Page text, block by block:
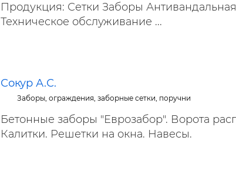
Продукция: Сетки Заборы
Техническое обслуживание ...
Сокур А.С.
Заборы, ограждения, заборные сетки, поручни
Бетонные заборы "Еврозабор". Ворота
Калитки. Решетки на окна. Навесы.